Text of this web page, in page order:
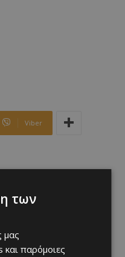
Viber
εξομολόγηση του
πατέρα του (ΒΙΝΤΕΟ)
των
μας
και παρόμοιες